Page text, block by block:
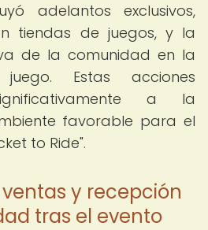
adelantos exclusivos,
tiendas de juegos, y la
de la comunidad en la
Estas acciones
a la
favorable para el
to Ride".
y recepción
tras el evento